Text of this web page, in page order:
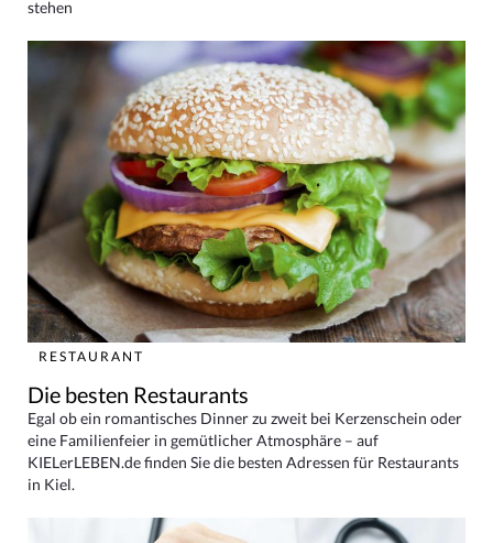
stehen
RESTAURANT
Die besten Restaurants
Egal ob ein romantisches Dinner zu zweit bei Kerzenschein oder
eine Familienfeier in gemütlicher Atmosphäre – auf
KIELerLEBEN.de finden Sie die besten Adressen für Restaurants
in Kiel.